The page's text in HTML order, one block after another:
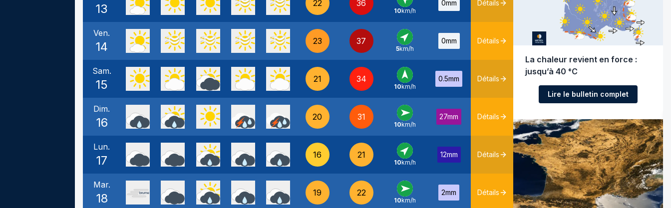
13 22 36
SE -
10km/h
0mm Détails
Ven.
14 23 37
SO
5km/h
0mm Détails
Sam.
15 21 34
S -
10km/h
0.5mm Détails
Dim.
16 20 31
O -
10km/h
27mm Détails
Lun.
17 16 21
SO -
10km/h
12mm Détails
Mar.
18 19 22
O -
10km/h
2mm Détails
La chaleur revient en force :
jusqu’à 40 °C
Lire le bulletin complet